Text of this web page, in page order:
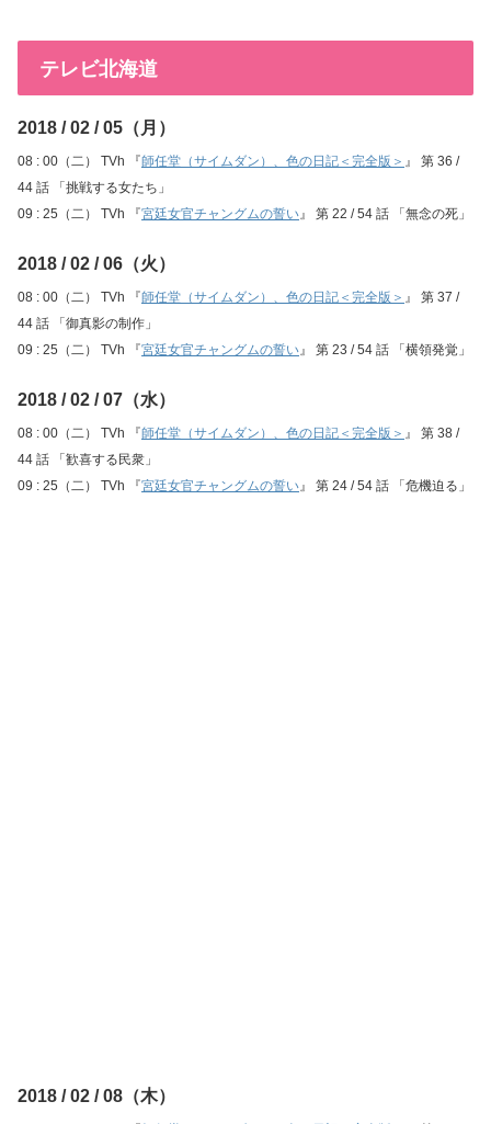
テレビ北海道
2018 / 02 / 05（月）
08 : 00（二） TVh 『師任堂（サイムダン）、色の日記＜完全版＞ 』 第 36 /
44 話 「挑戦する女たち」
09 : 25（二） TVh 『宮廷女官チャングムの誓い 』 第 22 / 54 話 「無念の死」
2018 / 02 / 06（火）
08 : 00（二） TVh 『師任堂（サイムダン）、色の日記＜完全版＞ 』 第 37 /
44 話 「御真影の制作」
09 : 25（二） TVh 『宮廷女官チャングムの誓い 』 第 23 / 54 話 「横領発覚」
2018 / 02 / 07（水）
08 : 00（二） TVh 『師任堂（サイムダン）、色の日記＜完全版＞ 』 第 38 /
44 話 「歓喜する民衆」
09 : 25（二） TVh 『宮廷女官チャングムの誓い 』 第 24 / 54 話 「危機迫る」
2018 / 02 / 08（木）